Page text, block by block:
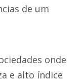
de um
onde
e alto índice